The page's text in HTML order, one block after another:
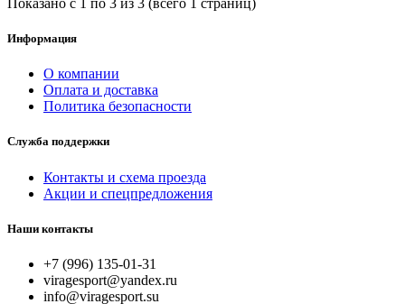
Информация
О компании
Оплата и доставка
Политика безопасности
Служба поддержки
Контакты и схема проезда
Акции и спецпредложения
Наши контакты
+7 (996) 135-01-31
viragesport@yandex.ru
info@viragesport.su